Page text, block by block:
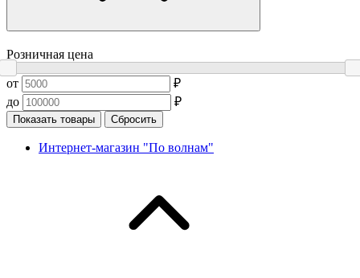
Розничная цена
от
₽
до
₽
Показать товары Сбросить
Интернет-магазин "По волнам"